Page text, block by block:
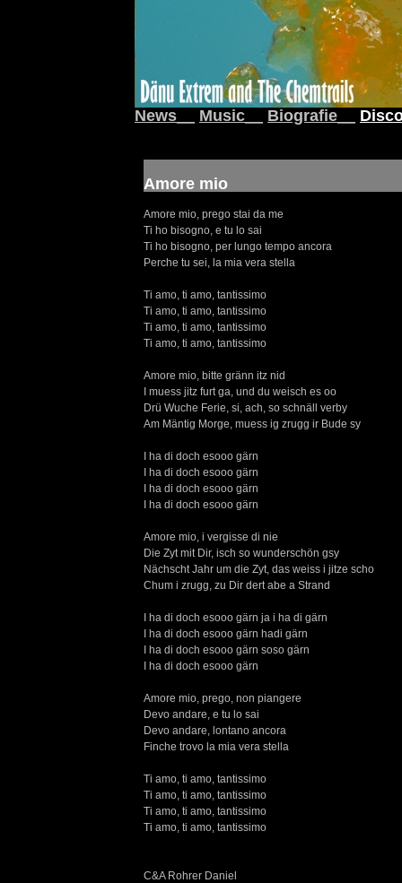
News__ Music__ Biografie__
Amore mio
Amore mio, prego stai da me
Ti ho bisogno, e tu lo sai
Ti ho bisogno, per lungo tempo ancora
Perche tu sei, la mia vera stella
Ti amo, ti amo, tantissimo
Ti amo, ti amo, tantissimo
Ti amo, ti amo, tantissimo
Ti amo, ti amo, tantissimo
Amore mio, bitte gränn itz nid
I muess jitz furt ga, und du weisch es oo
Drü Wuche Ferie, si, ach, so schnäll verby
Am Mäntig Morge, muess ig zrugg ir Bude sy
I ha di doch esooo gärn
I ha di doch esooo gärn
I ha di doch esooo gärn
I ha di doch esooo gärn
Amore mio, i vergisse di nie
Die Zyt mit Dir, isch so wunderschön gsy
Nächscht Jahr um die Zyt, das weiss i jitze scho
Chum i zrugg, zu Dir dert abe a Strand
I ha di doch esooo gärn ja i ha di gärn
I ha di doch esooo gärn hadi gärn
I ha di doch esooo gärn soso gärn
I ha di doch esooo gärn
Amore mio, prego, non piangere
Devo andare, e tu lo sai
Devo andare, lontano ancora
Finche trovo la mia vera stella
Ti amo, ti amo, tantissimo
Ti amo, ti amo, tantissimo
Ti amo, ti amo, tantissimo
Ti amo, ti amo, tantissimo
C&A Rohrer Daniel